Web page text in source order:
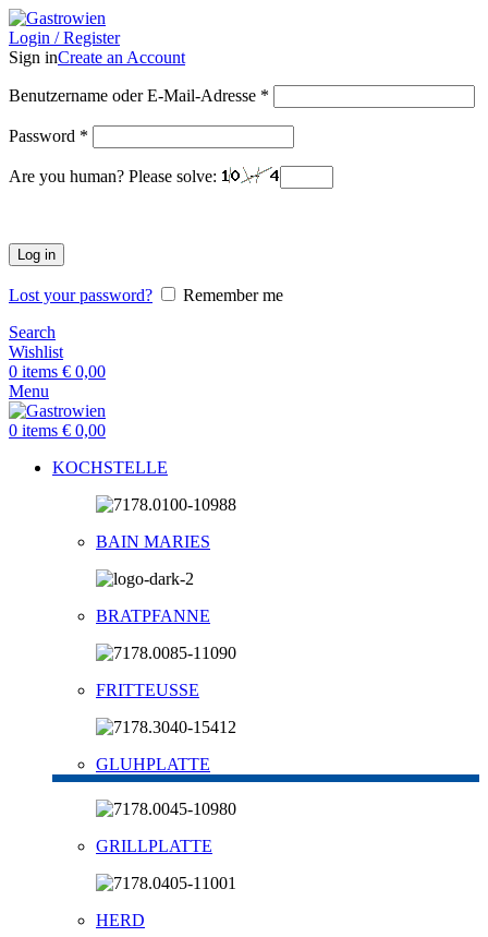
Login / Register
Sign inCreate an Account
Benutzername oder E-Mail-Adresse *
Password *
Are you human? Please solve:
Log in
Lost your password?
Remember me
Search
Wishlist
0 items € 0,00
Menu
0 items € 0,00
KOCHSTELLE
BAIN MARIES
BRATPFANNE
FRITTEUSSE
GLUHPLATTE
GRILLPLATTE
HERD